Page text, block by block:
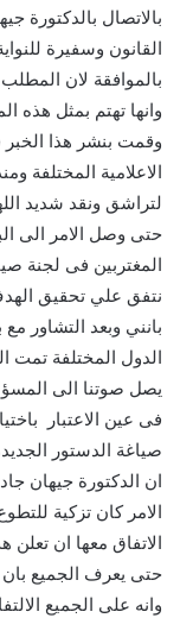
بالاتصال بالدكتورة
القانون وسفيرة
بالموافقة لان
وانها تهتم بمثل هذه
وقمت بنشر هذا الخبر
الاعلامية المختلفة
لتراشق ونقد شديد
حتى وصل الامر الى
المغتربين فى لجنة
نتفق علي تحقيق
بانني وبعد التشاور
الدول المختلفة تمت
يصل صوتنا الى
فى عين الاعتبار
صياغة الدستور
ان الدكتورة جيهان
الامر كان تزكية
الاتفاق معها ان تعلن
حتى يعرف الجميع بان
وانه على الجميع